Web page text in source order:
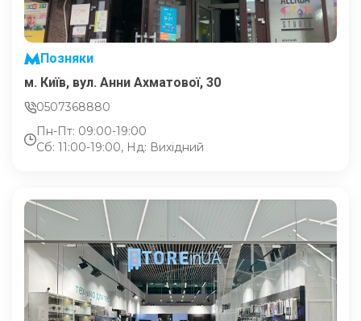
Позняки
м. Київ, вул. Анни Ахматової, 30
0507368880
Пн-Пт: 09:00-19:00
Сб: 11:00-19:00, Нд: Вихідний